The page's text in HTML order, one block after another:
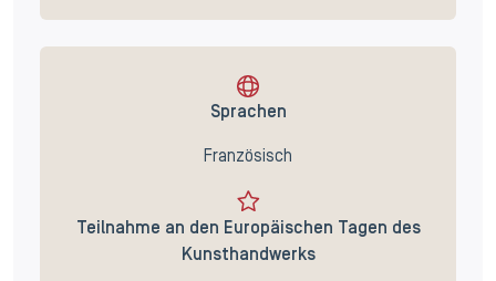
Sprachen
Französisch
Teilnahme an den Europäischen Tagen des
Kunsthandwerks